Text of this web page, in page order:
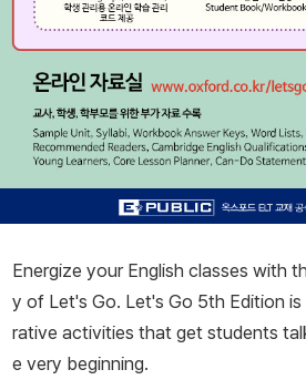
Energize your English classes with
y of Let's Go. Let's Go 5th Edition
rative activities that get students
e very beginning.